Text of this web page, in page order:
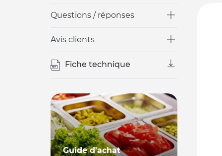
Questions / réponses
Avis clients
Fiche technique
Guide d'achat